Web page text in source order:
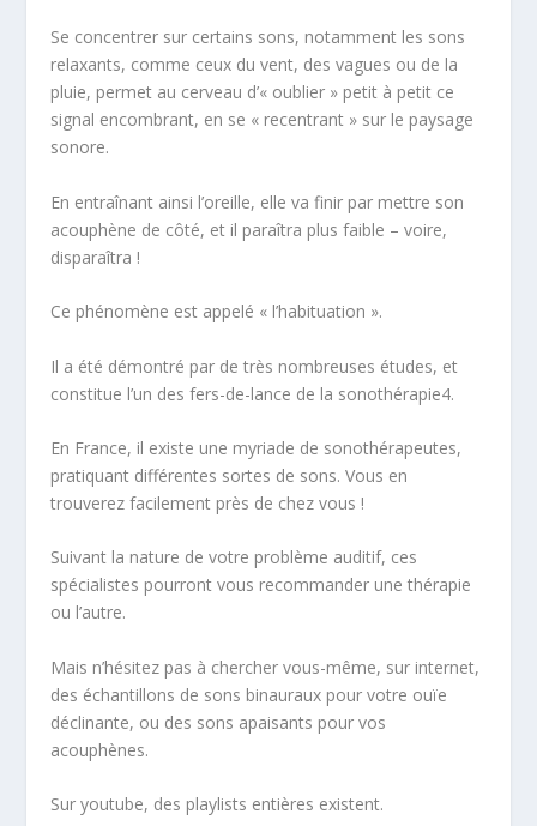
Se concentrer sur certains sons, notamment les sons
relaxants, comme ceux du vent, des vagues ou de la
pluie, permet au cerveau d’« oublier » petit à petit ce
signal encombrant, en se « recentrant » sur le paysage
sonore.
En entraînant ainsi l’oreille, elle va finir par mettre son
acouphène de côté, et il paraîtra plus faible – voire,
disparaîtra !
Ce phénomène est appelé « l’habituation ».
Il a été démontré par de très nombreuses études, et
constitue l’un des fers-de-lance de la sonothérapie4.
En France, il existe une myriade de sonothérapeutes,
pratiquant différentes sortes de sons. Vous en
trouverez facilement près de chez vous !
Suivant la nature de votre problème auditif, ces
spécialistes pourront vous recommander une thérapie
ou l’autre.
Mais n’hésitez pas à chercher vous-même, sur internet,
des échantillons de sons binauraux pour votre ouïe
déclinante, ou des sons apaisants pour vos
acouphènes.
Sur youtube, des playlists entières existent.